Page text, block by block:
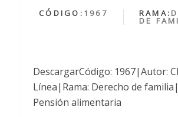
CÓDIGO: 1967 RAMA:
DE
DescargarCódigo: 1967|Autor:
Línea|Rama: Derecho de
Pensión alimentaria